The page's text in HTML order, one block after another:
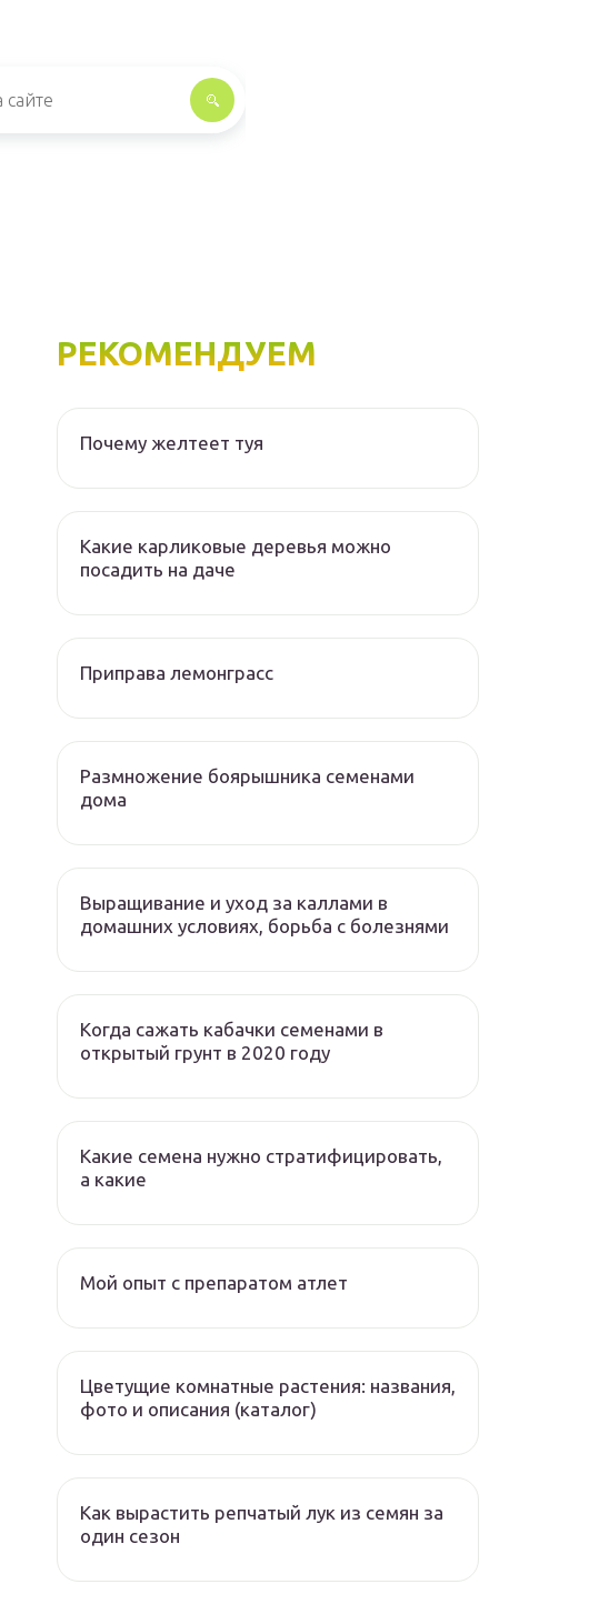
РЕКОМЕНДУЕМ
Почему желтеет туя
Какие карликовые деревья можно
посадить на даче
Приправа лемонграсс
Размножение боярышника семенами
дома
Выращивание и уход за каллами в
домашних условиях, борьба с болезнями
Когда сажать кабачки семенами в
открытый грунт в 2020 году
Какие семена нужно стратифицировать,
а какие
Мой опыт с препаратом атлет
Цветущие комнатные растения: названия,
фото и описания (каталог)
Как вырастить репчатый лук из семян за
один сезон